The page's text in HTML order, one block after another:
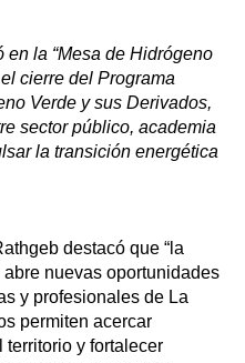
la “Mesa de Hidrógeno
cierre del Programa
Verde y sus Derivados,
sector público, academia
la transición energética
destacó que “la
nuevas oportunidades
y profesionales de La
permiten acercar
y fortalecer